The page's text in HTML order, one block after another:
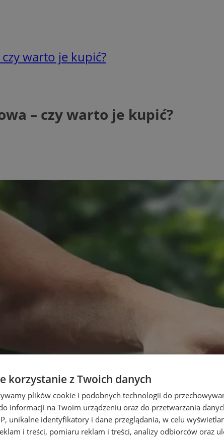
warto je kupić?
– czy warto je kupić?
korzystanie z Twoich danych
plików cookie i podobnych technologii do
informacji na Twoim urządzeniu oraz do przetwarzania
unikalne identyfikatory i dane przeglądania, w celu
i treści, pomiaru reklam i treści, analizy odbiorców oraz